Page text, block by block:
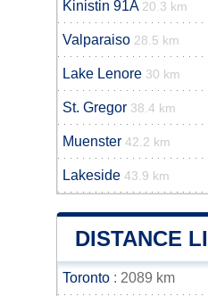
Kinistin 91A 20.3 km
Valparaiso 28.5 km
Lake Lenore 30 km
St. Gregor 38.4 km
Muenster 42.2 km
Lakeside 43.9 km
DISTANCE
Toronto : 2089 km